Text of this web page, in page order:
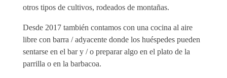
otros tipos de cultivos, rodeados de montañas.
Desde 2017 también contamos con una cocina al aire
libre con barra / adyacente donde los huéspedes pueden
sentarse en el bar y / o preparar algo en el plato de la
parrilla o en la barbacoa.